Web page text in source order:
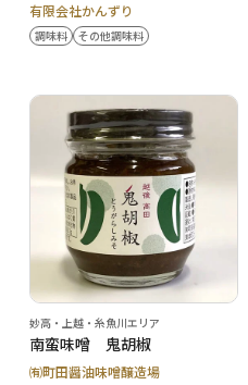
有限会社かんずり
調味料 その他調味料
妙高・上越・糸魚川エリア
南蛮味噌 鬼胡椒
㈲町田醤油味噌醸造場